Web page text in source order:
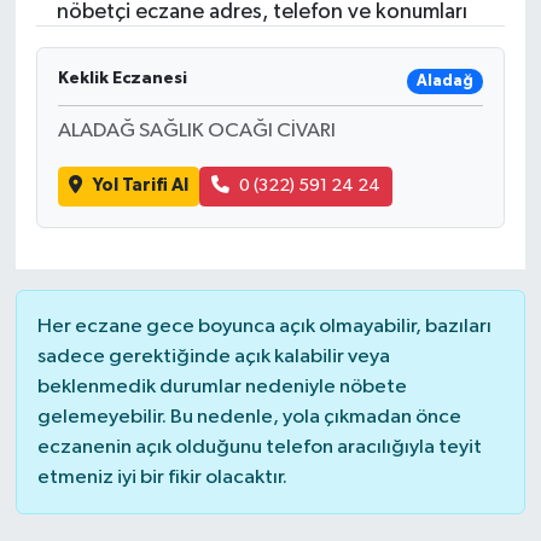
nöbetçi eczane adres, telefon ve konumları
Keklik Eczanesi Aladağ
ALADAĞ SAĞLIK OCAĞI CİVARI
Yol Tarifi Al 0 (322) 591 24 24
Her eczane gece boyunca açık olmayabilir, bazıları
sadece gerektiğinde açık kalabilir veya
beklenmedik durumlar nedeniyle nöbete
gelemeyebilir. Bu nedenle, yola çıkmadan önce
eczanenin açık olduğunu telefon aracılığıyla teyit
etmeniz iyi bir fikir olacaktır.